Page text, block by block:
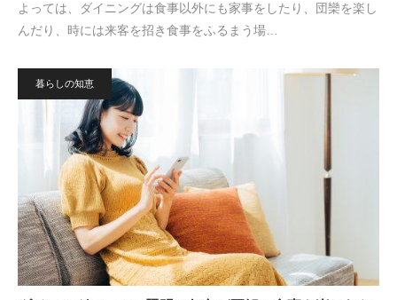
よっては、ダイニングは食事以外にも家事をしたり、団欒を楽し
んだり、時には来客を招き食事をふるまう場…
暮らしの知恵